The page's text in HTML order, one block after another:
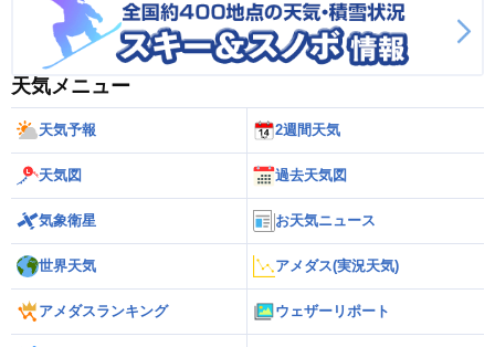
天気メニュー
天気予報 2週間天気
天気図 過去天気図
気象衛星 お天気ニュース
世界天気 アメダス(実況天気)
アメダスランキング ウェザーリポート